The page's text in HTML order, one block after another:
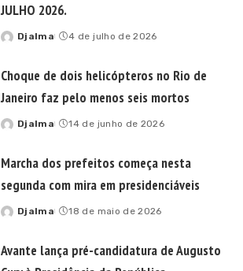
JULHO 2026.
Posted
Djalma 4 de julho de 2026
Choque de dois helicópteros no Rio de
Janeiro faz pelo menos seis mortos
Posted
Djalma 14 de junho de 2026
Marcha dos prefeitos começa nesta
segunda com mira em presidenciáveis
Posted
Djalma 18 de maio de 2026
Avante lança pré-candidatura de Augusto